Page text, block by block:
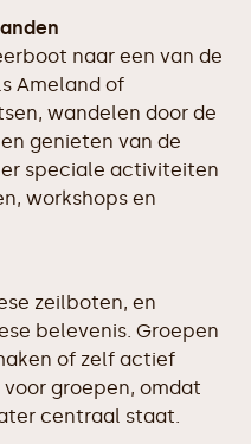
naar een van de
Ameland of
wandelen door de
genieten van de
speciale activiteiten
workshops en
zeilboten, en
belevenis. Groepen
of zelf actief
groepen, omdat
centraal staat.